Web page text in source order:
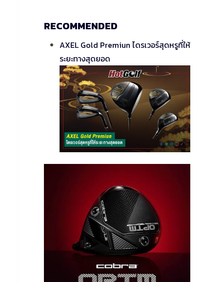
RECOMMENDED
AXEL Gold Premiun ไดรเวอร์สุดหรูที่ให้
ระยะทางสุดยอด